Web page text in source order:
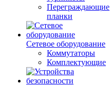
Переграждающие
планки
Сетевое оборудование
Коммутаторы
Комплектующие